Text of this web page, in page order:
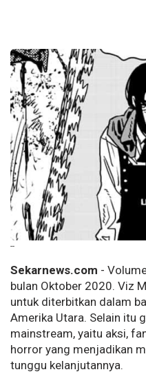
--
Sekarnews.com -
bulan Oktober 2020. Viz
untuk diterbitkan dalam
Amerika Utara. Selain itu
mainstream, yaitu aksi,
horror yang menjadikan
tunggu kelanjutannya.